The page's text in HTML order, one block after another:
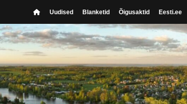
content
Uudised Blanketid Õigusaktid Eesti.ee